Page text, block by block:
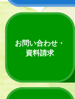
お問い合わせ・
資料請求